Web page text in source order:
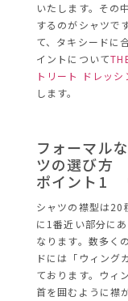
いたします。その
するのがシャツで
て、タキシードに
イントについて
トリート ドレッ
します。
フォーマル
ツの選び方
ポイント1
シャツの襟型は20
に1番近い部分に
なります。数多く
ドには「ウィング
ております。ウィ
首を囲むように襟